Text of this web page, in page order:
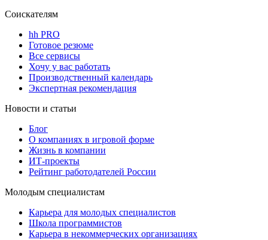
Соискателям
hh PRO
Готовое резюме
Все сервисы
Хочу у вас работать
Производственный календарь
Экспертная рекомендация
Новости и статьи
Блог
О компаниях в игровой форме
Жизнь в компании
ИТ-проекты
Рейтинг работодателей России
Молодым специалистам
Карьера для молодых специалистов
Школа программистов
Карьера в некоммерческих организациях